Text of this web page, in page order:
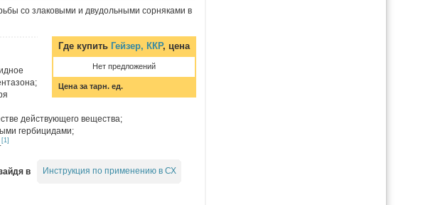
со злаковыми и двудольными сорняками в
Где купить Гейзер, ККР, цена
Нет предложений
Цена за тарн. ед.
действующего вещества;
гербицидами;
[1]
в Инструкция по применению в СХ